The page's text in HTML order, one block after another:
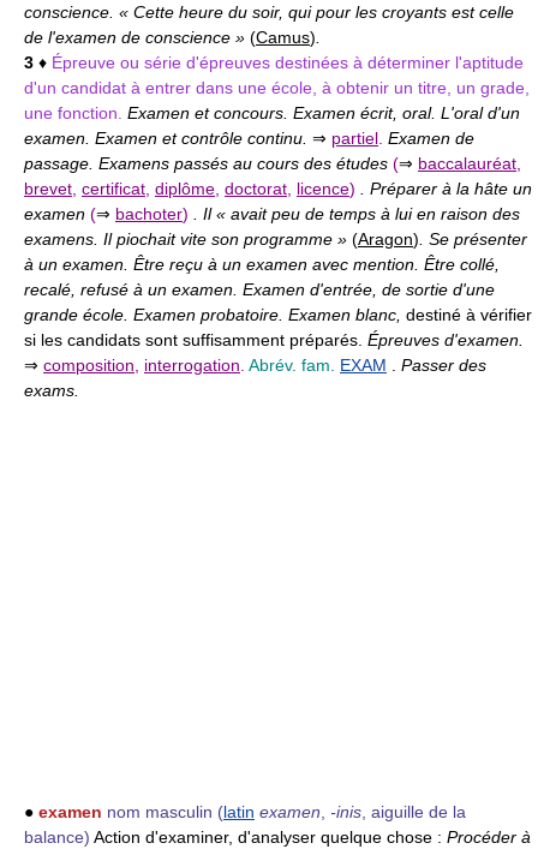
conscience. « Cette heure du soir, qui pour les croyants est celle
de l'examen de conscience » (Camus)
3 ♦ Épreuve ou série d'épreuves destinées à déterminer l'aptitude
d'un candidat à entrer dans une école, à obtenir un titre, un grade,
une fonction. Examen et concours. Examen écrit, oral. L'oral d'un
examen. Examen et contrôle continu. ⇒ partiel Examen de
passage. Examens passés au cours des études (⇒ baccalauréat
brevet certificat diplôme doctorat licence) . Préparer à la hâte un
examen (⇒ bachoter) . Il « avait peu de temps à lui en raison des
examens. Il piochait vite son programme » (Aragon) . Se présenter
à un examen. Être reçu à un examen avec mention. Être collé,
recalé, refusé à un examen. Examen d'entrée, de sortie d'une
grande école. Examen probatoire. Examen blanc, destiné à vérifier
si les candidats sont suffisamment préparés. Épreuves d'examen.
⇒ composition interrogation Abrév. fam. EXAM
Passer des
exams.
● examen nom masculin (latin examen -inis , aiguille de la
balance) Action d'examiner, d'analyser quelque chose : Procéder à